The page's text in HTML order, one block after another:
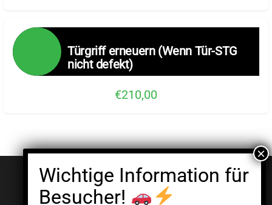
Türgriff erneuern (Wenn Tür-STG
nicht defekt)
€210,00
© EV Clinic 2026
Impressum
Datenschutzerklärung